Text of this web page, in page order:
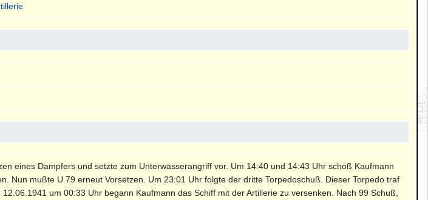
eines Dampfers und setzte zum Unterwasserangriff vor. Um 14:40 und 14:43 Uhr schoß Kaufmann
Nun mußte U 79 erneut Vorsetzen. Um 23:01 Uhr folgte der dritte Torpedoschuß. Dieser Torpedo traf
um 00:33 Uhr begann Kaufmann das Schiff mit der Artillerie zu versenken. Nach 99 Schuß,